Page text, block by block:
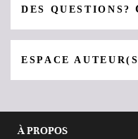
DES QUESTIONS?
ESPACE
À PROPOS